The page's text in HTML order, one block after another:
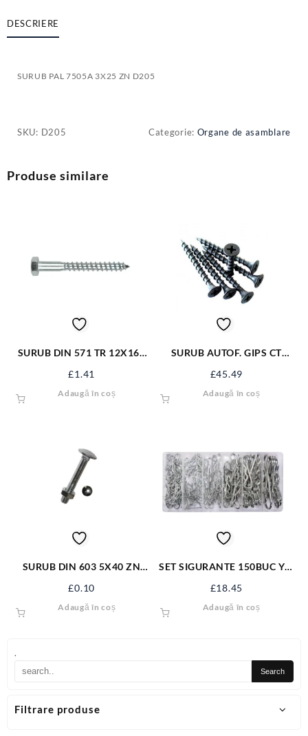
.
Filtrare produse
ZN
D205
DESCRIERE
SURUB PAL 7505A 3X25 ZN D205
SKU: D205 Categorie: Organe de asamblare
Produse similare
SURUB DIN 571 TR 12X160
£1.41
Adaugă în coș
SURUB AUTOF. GIPS CT
£45.49
Adaugă în coș
SURUB DIN 603 5X40 ZN
£0.10
Adaugă în coș
SET SIGURANTE 150BUC YT-
£18.45
Adaugă în coș